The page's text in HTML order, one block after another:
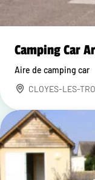
Camping Car
Aire de camping car
CLOYES-LES-